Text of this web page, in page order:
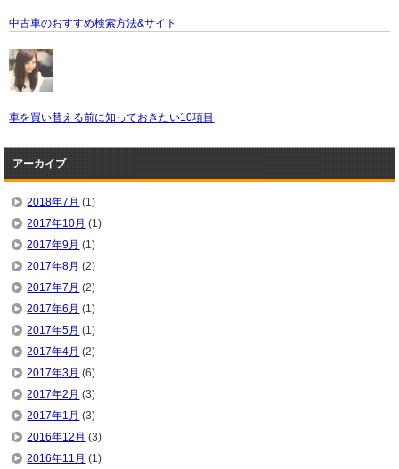
中古車のおすすめ検索方法&サイト
車を買い替える前に知っておきたい10項目
アーカイブ
2018年7月 (1)
2017年10月 (1)
2017年9月 (1)
2017年8月 (2)
2017年7月 (2)
2017年6月 (1)
2017年5月 (1)
2017年4月 (2)
2017年3月 (6)
2017年2月 (3)
2017年1月 (3)
2016年12月 (3)
2016年11月 (1)